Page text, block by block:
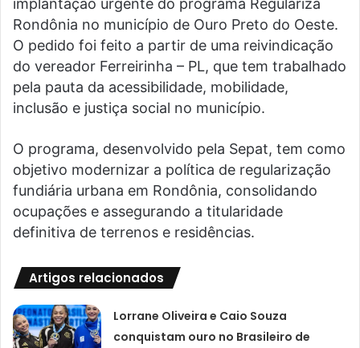
implantação urgente do programa Regulariza
Rondônia no município de Ouro Preto do Oeste.
O pedido foi feito a partir de uma reivindicação
do vereador Ferreirinha – PL, que tem trabalhado
pela pauta da acessibilidade, mobilidade,
inclusão e justiça social no município.
O programa, desenvolvido pela Sepat, tem como
objetivo modernizar a política de regularização
fundiária urbana em Rondônia, consolidando
ocupações e assegurando a titularidade
definitiva de terrenos e residências.
Artigos relacionados
Lorrane Oliveira e Caio Souza
conquistam ouro no Brasileiro de